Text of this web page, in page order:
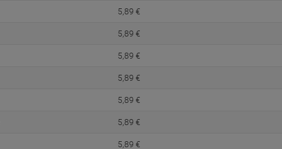
5, 89 €
5, 89 €
5, 89 €
5, 89 €
5, 89 €
5, 89 €
5, 89 €